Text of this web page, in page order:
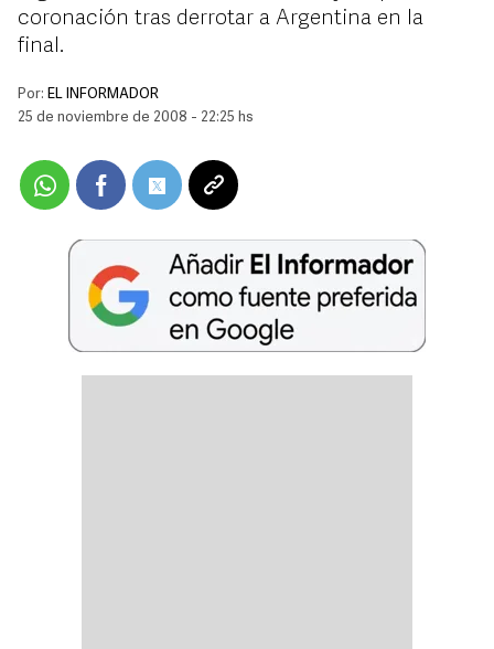
coronación tras derrotar a Argentina en la
final.
Por: EL INFORMADOR
25 de noviembre de 2008 - 22:25 hs